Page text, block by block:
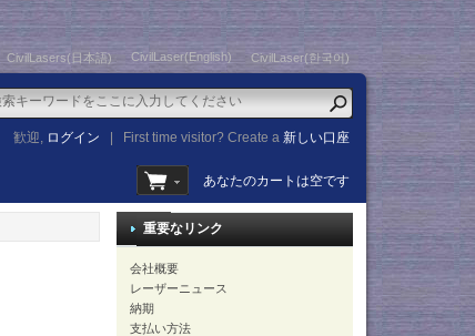
CivilLasers(日本語) CivilLaser(English) CivilLaser(한국어)
歓迎, ログイン First time visitor? Create a新しい口座
あなたのカートは空です
重要なリンク
会社概要
レーザーニュース
納期
支払い方法